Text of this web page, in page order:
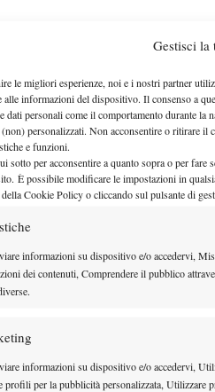
Gestisci la
le migliori esperienze, noi e i nostri partner
alle informazioni del dispositivo. Il consenso a
dati personali come il comportamento durante
personalizzati. Non acconsentire o ritirare il
e funzioni.
sotto per acconsentire a quanto sopra o per fare
È possibile modificare le impostazioni in
Cookie Policy o cliccando sul pulsante di
informazioni su dispositivo e/o accedervi,
dei contenuti, Comprendere il pubblico
informazioni su dispositivo e/o accedervi,
profili per la pubblicità personalizzata, Utilizzare
01 Pro Hall of Fame
a Roger Federer e al suo ingresso nella
Due ragazzi
e itinerante. Ai microfoni di